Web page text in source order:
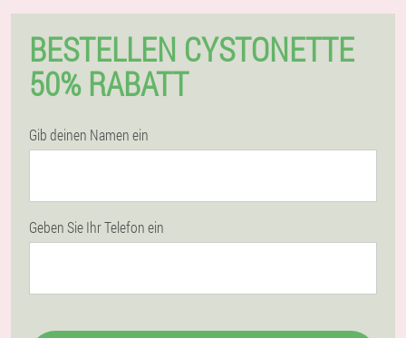
BESTELLEN CYSTONETTE
50% RABATT
Gib deinen Namen ein
Geben Sie Ihr Telefon ein